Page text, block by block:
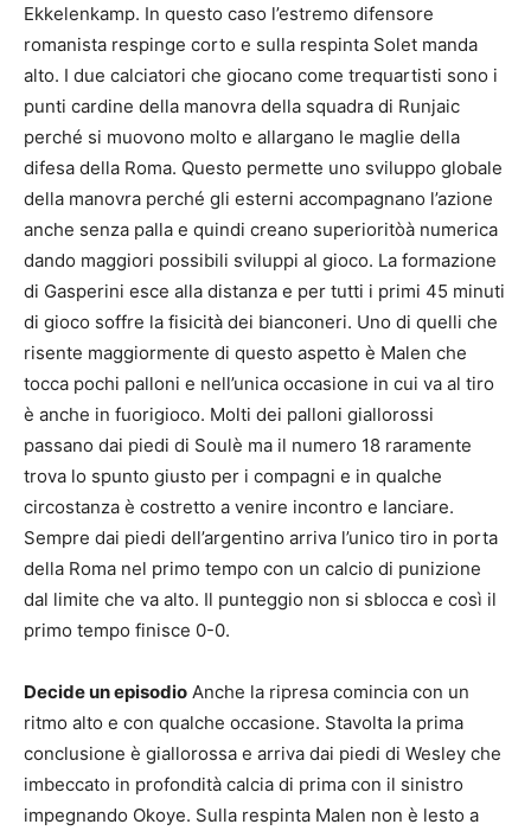
Ekkelenkamp. In questo caso l’estremo difensore
romanista respinge corto e sulla respinta Solet manda
alto. I due calciatori che giocano come trequartisti sono i
punti cardine della manovra della squadra di Runjaic
perché si muovono molto e allargano le maglie della
difesa della Roma. Questo permette uno sviluppo globale
della manovra perché gli esterni accompagnano l’azione
anche senza palla e quindi creano superioritòà numerica
dando maggiori possibili sviluppi al gioco. La formazione
di Gasperini esce alla distanza e per tutti i primi 45 minuti
di gioco soffre la fisicità dei bianconeri. Uno di quelli che
risente maggiormente di questo aspetto è Malen che
tocca pochi palloni e nell’unica occasione in cui va al tiro
è anche in fuorigioco. Molti dei palloni giallorossi
passano dai piedi di Soulè ma il numero 18 raramente
trova lo spunto giusto per i compagni e in qualche
circostanza è costretto a venire incontro e lanciare.
Sempre dai piedi dell’argentino arriva l’unico tiro in porta
della Roma nel primo tempo con un calcio di punizione
dal limite che va alto. Il punteggio non si sblocca e così il
primo tempo finisce 0-0.
Decide un episodio Anche la ripresa comincia con un
ritmo alto e con qualche occasione. Stavolta la prima
conclusione è giallorossa e arriva dai piedi di Wesley che
imbeccato in profondità calcia di prima con il sinistro
impegnando Okoye. Sulla respinta Malen non è lesto a